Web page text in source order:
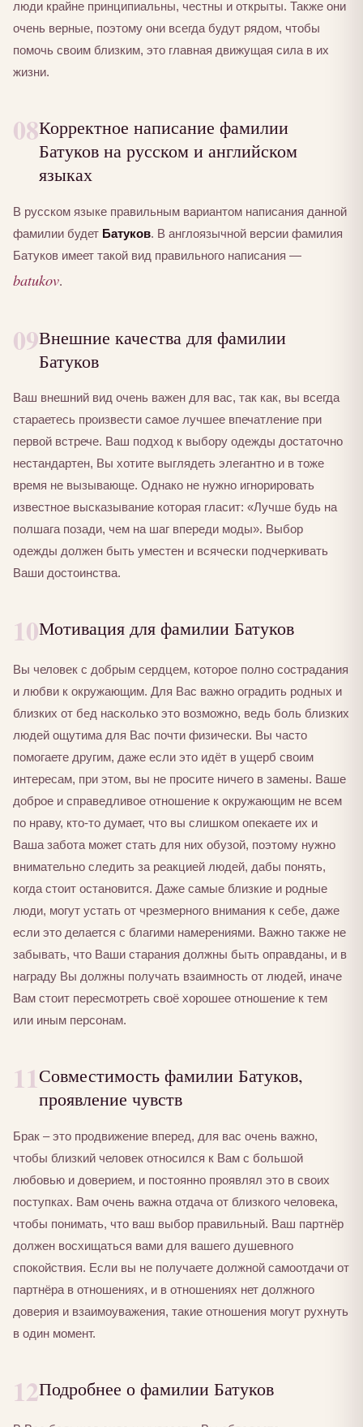
люди крайне принципиальны, честны и открыты. Также они
очень верные, поэтому они всегда будут рядом, чтобы
помочь своим близким, это главная движущая сила в их
жизни.
08Корректное написание фамилии
Батуков на русском и английском
языках
В русском языке правильным вариантом написания данной
фамилии будет Батуков. В англоязычной версии фамилия
Батуков имеет такой вид правильного написания —
batukov.
09Внешние качества для фамилии
Батуков
Ваш внешний вид очень важен для вас, так как, вы всегда
стараетесь произвести самое лучшее впечатление при
первой встрече. Ваш подход к выбору одежды достаточно
нестандартен, Вы хотите выглядеть элегантно и в тоже
время не вызывающе. Однако не нужно игнорировать
известное высказывание которая гласит: «Лучше будь на
полшага позади, чем на шаг впереди моды». Выбор
одежды должен быть уместен и всячески подчеркивать
Ваши достоинства.
10Мотивация для фамилии Батуков
Вы человек с добрым сердцем, которое полно сострадания
и любви к окружающим. Для Вас важно оградить родных и
близких от бед насколько это возможно, ведь боль близких
людей ощутима для Вас почти физически. Вы часто
помогаете другим, даже если это идёт в ущерб своим
интересам, при этом, вы не просите ничего в замены. Ваше
доброе и справедливое отношение к окружающим не всем
по нраву, кто-то думает, что вы слишком опекаете их и
Ваша забота может стать для них обузой, поэтому нужно
внимательно следить за реакцией людей, дабы понять,
когда стоит остановится. Даже самые близкие и родные
люди, могут устать от чрезмерного внимания к себе, даже
если это делается с благими намерениями. Важно также не
забывать, что Ваши старания должны быть оправданы, и в
награду Вы должны получать взаимность от людей, иначе
Вам стоит пересмотреть своё хорошее отношение к тем
или иным персонам.
11Совместимость фамилии Батуков,
проявление чувств
Брак – это продвижение вперед, для вас очень важно,
чтобы близкий человек относился к Вам с большой
любовью и доверием, и постоянно проявлял это в своих
поступках. Вам очень важна отдача от близкого человека,
чтобы понимать, что ваш выбор правильный. Ваш партнёр
должен восхищаться вами для вашего душевного
спокойствия. Если вы не получаете должной самоотдачи от
партнёра в отношениях, и в отношениях нет должного
доверия и взаимоуважения, такие отношения могут рухнуть
в один момент.
12Подробнее о фамилии Батуков